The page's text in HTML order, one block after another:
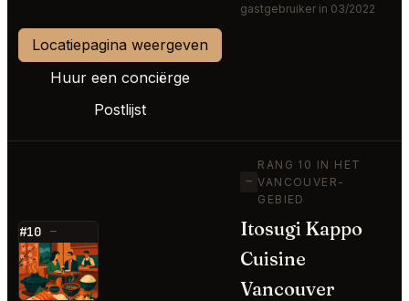
gastgebruiker in 03/2022
Locatiepagina weergeven
Huur een conciërge
Postlijst
#10 —
⭐
—
RANG 10 IN HET
VANCOUVER-
GEBIED
Itosugi Kappo
Cuisine
Vancouver